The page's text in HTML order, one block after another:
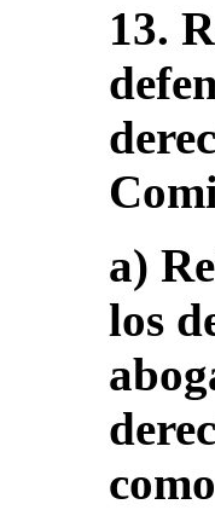
13.
a)
los